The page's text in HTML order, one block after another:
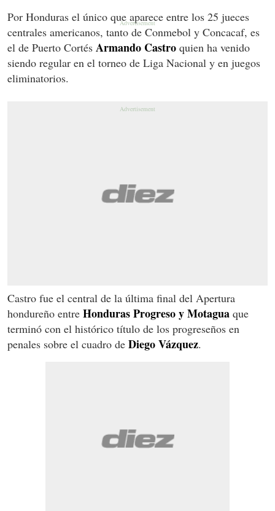
Por Honduras el único que aparece entre los 25 jueces
centrales americanos, tanto de Conmebol y Concacaf, es
el de Puerto Cortés Armando Castro quien ha venido
siendo regular en el torneo de Liga Nacional y en juegos
eliminatorios.
Castro fue el central de la última final del Apertura
hondureño entre Honduras Progreso y Motagua que
terminó con el histórico título de los progreseños en
penales sobre el cuadro de Diego Vázquez.